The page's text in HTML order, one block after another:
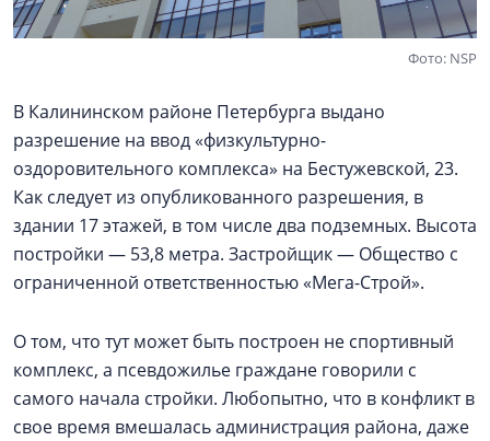
Фото: NSP
В Калининском районе Петербурга выдано
разрешение на ввод «физкультурно-
оздоровительного комплекса» на Бестужевской, 23.
Как следует из опубликованного разрешения, в
здании 17 этажей, в том числе два подземных. Высота
постройки — 53,8 метра. Застройщик — Общество с
ограниченной ответственностью «Мега-Строй».
О том, что тут может быть построен не спортивный
комплекс, а псевдожилье граждане говорили с
самого начала стройки. Любопытно, что в конфликт в
свое время вмешалась администрация района, даже